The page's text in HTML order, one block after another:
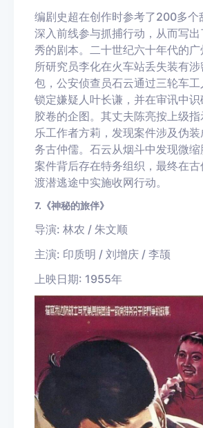
编剧史超在创作时参考了200多个
深入前线参与抓捕行动，从而写
秀的剧本。二十世纪六十年代的
所研究员李化在火车站丢失装有
包，公安侦查员石云通过三轮车
锁定嫌疑人叶长谦，并在审讯中
胶卷的企图。其丈夫陈亮按上级
乐工作者方莉，发现案件涉及伪
务古仲儒。石云从烟斗中发现微
案件背后存在特务组织，最终在
渡潜逃途中实施收网行动。
7.《神秘的旅伴》
导演: 林农 / 朱文顺
主演: 印质明 / 刘增庆 / 李颉
上映日期: 1955年